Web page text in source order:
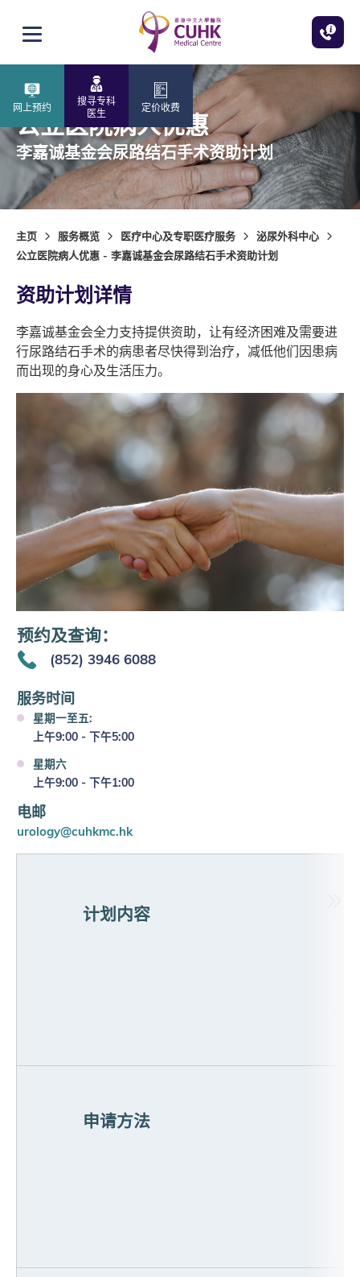
打开选单
网上预约
搜寻专科
医生
定价收费
公立医院病人优惠
李嘉诚基金会尿路结石手术资助计划
主页 服务概览 医疗中心及专职医疗服务
泌尿外科中心
公立医院病人优惠 - 李嘉诚基金会尿路结石手术资助计划
资助计划详情
李嘉诚基金会全力支持提供资助，让有经济困难及需要进
行尿路结石手术的病患者尽快得到治疗，减低他们因患病
而出现的身心及生活压力。
预约及查询：
(852) 3946 6088
服务时间
星期一至五:
上午9:00 - 下午5:00
星期六
上午9:00 - 下午1:00
电邮
urology@cuhkmc.hk
计划内容
申请方法